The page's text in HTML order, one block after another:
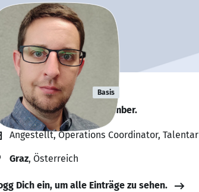
Crnkovic Basis
for a new team member.
Angestellt, Operations Coordinator,
Graz, Österreich
Dich ein, um alle Einträge zu sehen.